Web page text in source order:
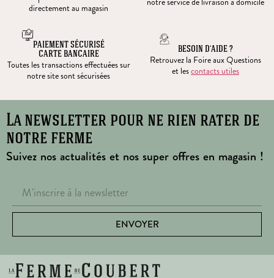
directement au magasin
PAIEMENT SÉCURISÉ
CARTE BANCAIRE
Toutes les transactions effectuées sur
notre site sont sécurisées
BESOIN D’AIDE ?
Retrouvez la Foire aux Questions
et lescontacts utiles
La newsletter pour ne rien rater de
notre ferme
Suivez nos actualités et nos super offres en magasin !
ENVOYER